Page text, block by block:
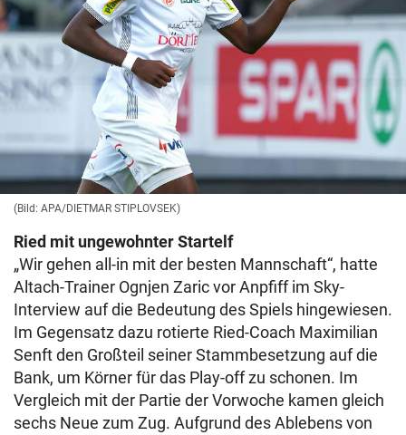
(Bild: APA/DIETMAR STIPLOVSEK)
Ried mit ungewohnter Startelf
„Wir gehen all-in mit der besten Mannschaft“, hatte
Altach-Trainer Ognjen Zaric vor Anpfiff im Sky-
Interview auf die Bedeutung des Spiels hingewiesen.
Im Gegensatz dazu rotierte Ried-Coach Maximilian
Senft den Großteil seiner Stammbesetzung auf die
Bank, um Körner für das Play-off zu schonen. Im
Vergleich mit der Partie der Vorwoche kamen gleich
sechs Neue zum Zug. Aufgrund des Ablebens von